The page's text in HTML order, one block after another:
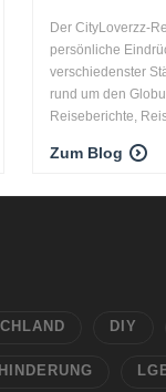
Der CityLoverzz-
persönliche
verschiedenster
rund um den
Reiseberichte,
Zum Blog
DIY